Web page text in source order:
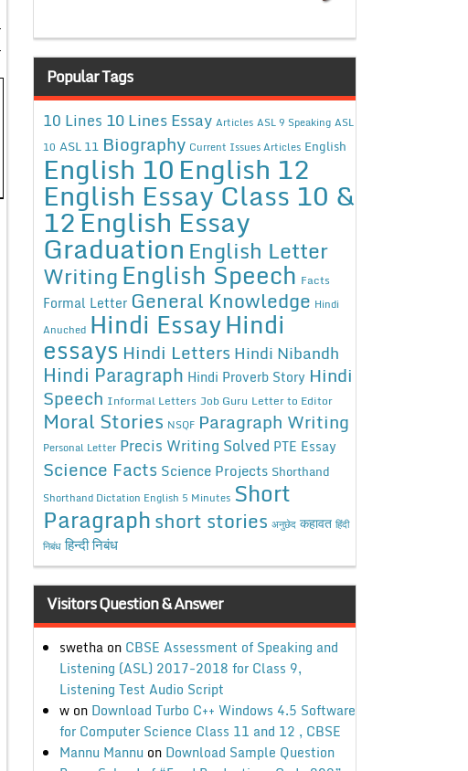
Popular Tags
10 Lines 10 Lines Essay Articles ASL 9 Speaking ASL
10 ASL 11 Biography Current Issues Articles English
English 10English 12
English Essay Class 10 &
12English Essay
Graduation English Letter
WritingEnglish Speech Facts
Formal Letter General Knowledge Hindi
Anuched Hindi EssayHindi
essays Hindi Letters Hindi Nibandh
Hindi Paragraph Hindi Proverb Story Hindi
Speech Informal Letters Job Guru Letter to Editor
Moral Stories NSQF Paragraph Writing
Personal Letter Precis Writing Solved PTE Essay
Science Facts Science Projects Shorthand
Shorthand Dictation English 5 Minutes Short
Paragraphshort stories अनुछेद कहावत हिंदी
निबंध हिन्दी निबंध
Visitors Question & Answer
swethaon CBSE Assessment of Speaking and
Listening (ASL) 2017-2018 for Class 9,
Listening Test Audio Script
won Download Turbo C++ Windows 4.5 Software
for Computer Science Class 11 and 12 , CBSE
Mannu Mannu on Download Sample Question